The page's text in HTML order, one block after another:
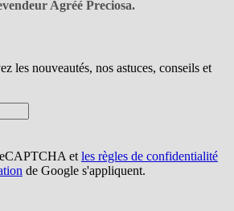
Agréé Preciosa.
les nouveautés, nos astuces, conseils et
etles règles de confidentialité
de Google s'appliquent.